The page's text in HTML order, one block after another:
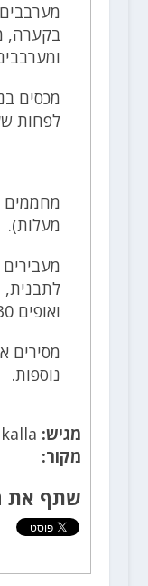
בקערה,
מכסים
לפחות
מעלות).
לתבנית,
ואופים 30 דקות.
נוספות.
מגיש: kalla
מקור:
שתף את